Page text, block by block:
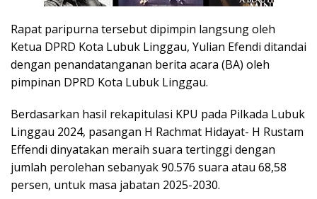
Rapat paripurna tersebut dipimpin langsung oleh
Ketua DPRD Kota Lubuk Linggau, Yulian Efendi ditandai
dengan penandatanganan berita acara (BA) oleh
pimpinan DPRD Kota Lubuk Linggau.
Berdasarkan hasil rekapitulasi KPU pada Pilkada Lubuk
Linggau 2024, pasangan H Rachmat Hidayat- H Rustam
Effendi dinyatakan meraih suara tertinggi dengan
jumlah perolehan sebanyak 90.576 suara atau 68,58
persen, untuk masa jabatan 2025-2030.